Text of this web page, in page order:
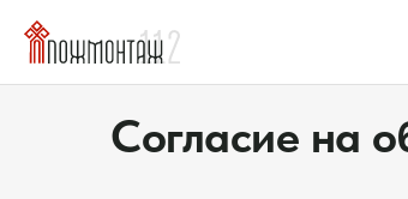
Согласие на